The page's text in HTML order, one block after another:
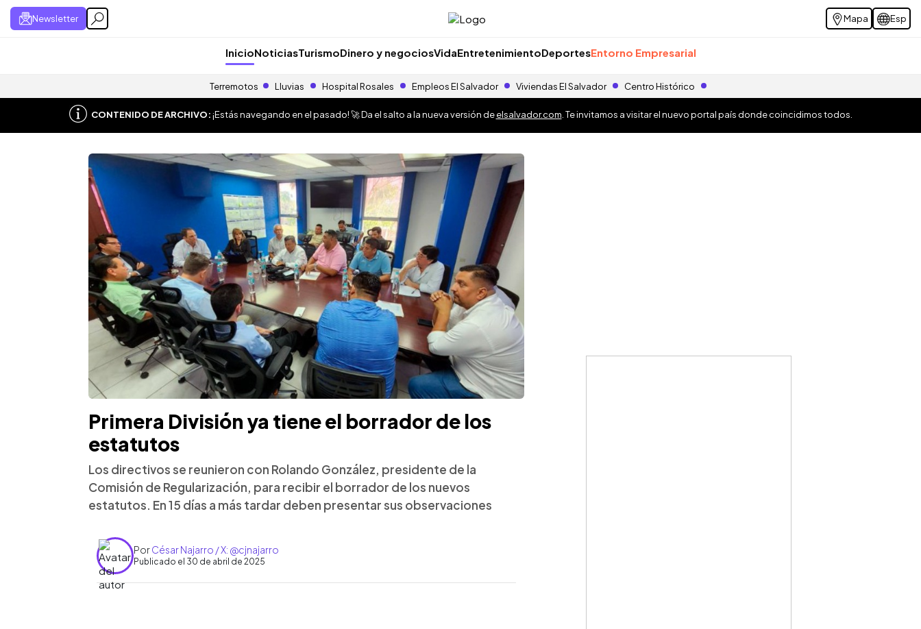
Newsletter Mapa Esp
InicioNoticiasTurismoDinero y negociosVidaEntretenimientoDeportesEntorno Empresarial
Terremotos Lluvias Hospital Rosales Empleos El Salvador Viviendas El Salvador Centro Histórico
CONTENIDO DE ARCHIVO:¡Estás navegando en el pasado! 🚀 Da el salto a la nueva versión deelsalvador.com . Te invitamos a visitar el nuevo portal país donde coincidimos todos.
Primera División ya tiene el borrador de los
estatutos
Los directivos se reunieron con Rolando González, presidente de la
Comisión de Regularización, para recibir el borrador de los nuevos
estatutos. En 15 días a más tardar deben presentar sus observaciones
PorCésar Najarro / X: @cjnajarro
Publicado el 30 de abril de 2025